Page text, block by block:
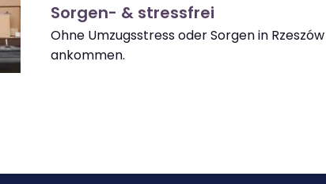
Sorgen- & stressfrei
Ohne Umzugsstress oder Sorgen in Rzeszów
ankommen.